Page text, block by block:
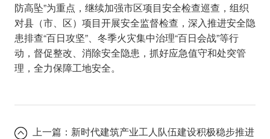
防高坠”为重点，继续加强市区项目安全检查巡查，组织
对县（市、区）项目开展安全监督检查，深入推进安全隐
患排查“百日攻坚”、冬季火灾集中治理“百日会战”等行
动，督促整改、消除安全隐患，抓好应急值守和处突管
理，全力保障工地安全。
上一篇： 新时代建筑产业工人队伍建设积极稳步推进